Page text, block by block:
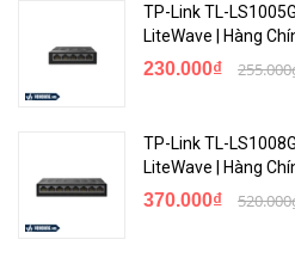
TP-Link TL-
LiteWave | Hàng
230.000₫
TP-Link TL-
LiteWave | Hàng
370.000₫